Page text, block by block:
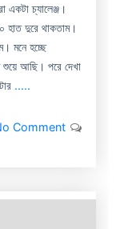
একটা চ্যালেঞ্জ।
হাত দুরে থাকতাম।
মনে হচ্ছে
শুয়ে আছি। পরে দেখা
.....
Comment